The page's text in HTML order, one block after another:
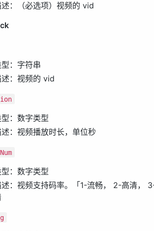
：（必选项）视频的 vid
型：字符串
：视频的 vid
型：数字类型
：视频播放时长，单位秒
型：数字类型
：视频支持码率。「1-流畅， 2-高清，